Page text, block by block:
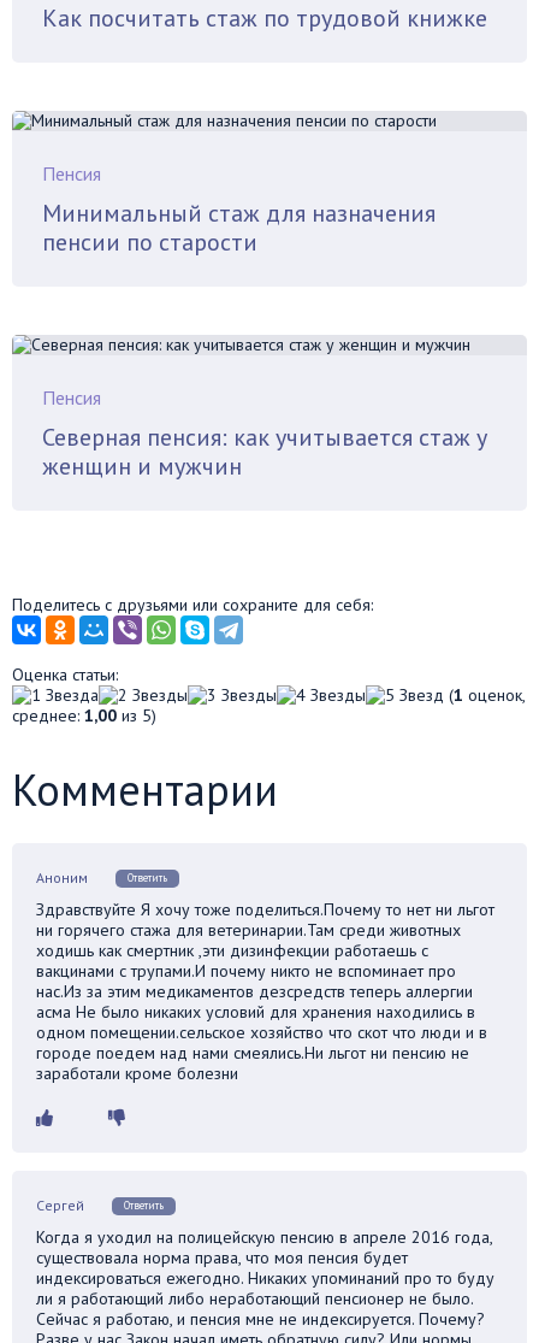
Как посчитать стаж по трудовой книжке
Пенсия
Минимальный стаж для назначения
пенсии по старости
Пенсия
Северная пенсия: как учитывается стаж у
женщин и мужчин
Поделитесь с друзьями или сохраните для себя:
Оценка статьи:
(1 оценок,
среднее: 1,00 из 5)
Комментарии
Аноним Ответить
Здравствуйте Я хочу тоже поделиться.Почему то нет ни льгот
ни горячего стажа для ветеринарии.Там среди животных
ходишь как смертник ,эти дизинфекции работаешь с
вакцинами с трупами.И почему никто не вспоминает про
нас.Из за этим медикаментов дезсредств теперь аллергии
асма Не было никаких условий для хранения находились в
одном помещении.сельское хозяйство что скот что люди и в
городе поедем над нами смеялись.Ни льгот ни пенсию не
заработали кроме болезни
Сергей Ответить
Когда я уходил на полицейскую пенсию в апреле 2016 года,
существовала норма права, что моя пенсия будет
индексироваться ежегодно. Никаких упоминаний про то буду
ли я работающий либо неработающий пенсионер не было.
Сейчас я работаю, и пенсия мне не индексируется. Почему?